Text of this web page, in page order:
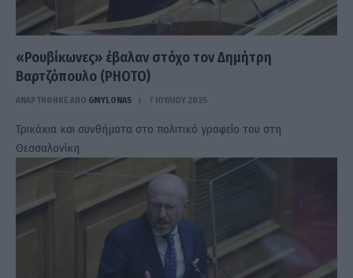
«Ρουβίκωνες» έβαλαν στόχο τον Δημήτρη
Βαρτζόπουλο (PHOTO)
ΑΝΑΡΤΗΘΗΚΕ ΑΠΟ GMYLONAS 7 ΙΟΥΛΊΟΥ 2025
Τρικάκια και συνθήματα στο πολιτικό γραφείο του στη
Θεσσαλονίκη